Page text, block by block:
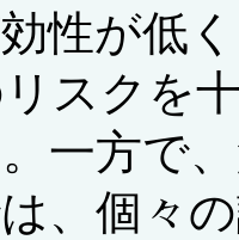
性が低
スクを
一方で
、個々